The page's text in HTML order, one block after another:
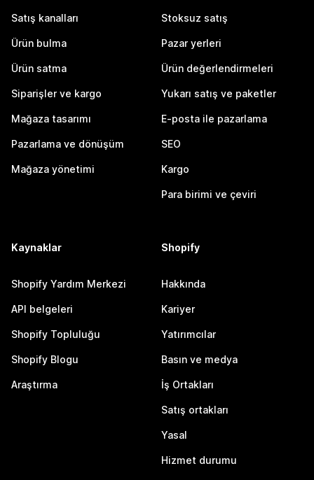
Satış kanalları
Ürün bulma
Ürün satma
Siparişler ve kargo
Mağaza tasarımı
Pazarlama ve dönüşüm
Mağaza yönetimi
Stoksuz satış
Pazar yerleri
Ürün değerlendirmeleri
Yukarı satış ve paketler
E-posta ile pazarlama
SEO
Kargo
Para birimi ve çeviri
Kaynaklar
Shopify Yardım Merkezi
API belgeleri
Shopify Topluluğu
Shopify Blogu
Araştırma
Shopify
Hakkında
Kariyer
Yatırımcılar
Basın ve medya
İş Ortakları
Satış ortakları
Yasal
Hizmet durumu